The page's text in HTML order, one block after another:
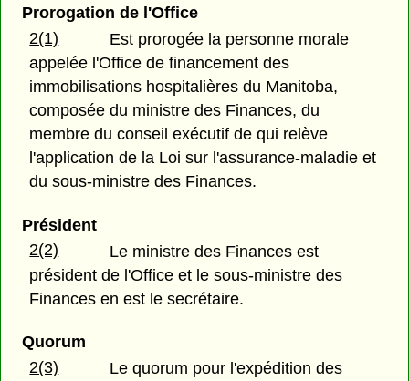
Prorogation de l'Office
2(1)
Est prorogée la personne morale
appelée l'Office de financement des
immobilisations hospitalières du Manitoba,
composée du ministre des Finances, du
membre du conseil exécutif de qui relève
l'application de la Loi sur l'assurance-maladie et
du sous-ministre des Finances.
Président
2(2)
Le ministre des Finances est
président de l'Office et le sous-ministre des
Finances en est le secrétaire.
Quorum
2(3)
Le quorum pour l'expédition des